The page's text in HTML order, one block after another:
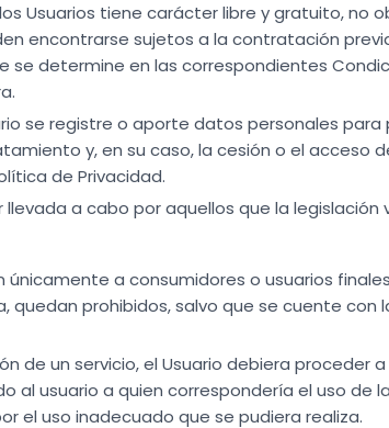
Usuarios tiene carácter libre y gratuito, no
encontrarse sujetos a la contratación
determine en las correspondientes
se registre o aporte datos personales
y, en su caso, la cesión o el acceso
de Privacidad.
a cabo por aquellos que la legislación
a consumidores o usuarios
quedan prohibidos, salvo que se cuente con
de un servicio, el Usuario debiera proceder
al usuario a quien correspondería el uso de
el uso inadecuado que se pudiera realiza.